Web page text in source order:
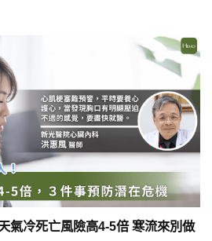
亡風險高4-5倍 寒流來別做